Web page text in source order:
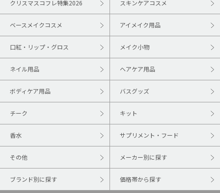
クリスマスコフレ特集2026 スキンケアコスメ
ベースメイクコスメ アイメイク用品
口紅・リップ・グロス メイク小物
ネイル用品 ヘアケア用品
ボディケア用品 バスグッズ
チーク キット
香水 サプリメント・フード
その他 メーカー別に探す
ブランド別に探す 価格帯から探す